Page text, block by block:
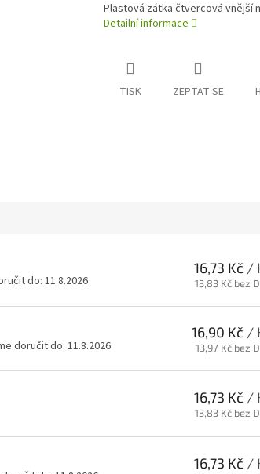
Plastová zátka čtvercová vnější
Detailní informace
TISK ZEPTAT SE
do: 11.8.2026
16,73 Kč /
13,83 Kč bez
doručit do:11.8.2026
16,90 Kč /
13,97 Kč bez
16,73 Kč /
13,83 Kč bez
16,73 Kč /